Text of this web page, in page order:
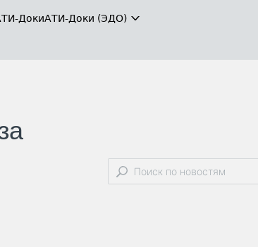
ДокиАТИ-Доки (ЭДО)